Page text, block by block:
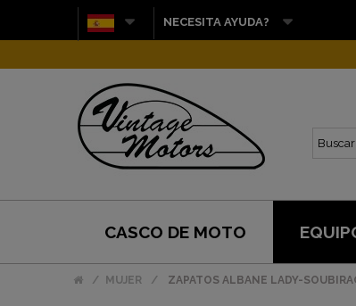
NECESITA AYUDA?
CASCO DE MOTO
MUJER ZAPATOS ALBANE LADY-